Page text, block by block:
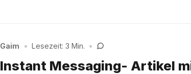
Gaim • Lesezeit: 3 Min. •
Instant Messaging- Artikel